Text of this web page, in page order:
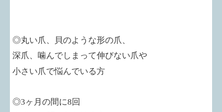
◎丸い爪、貝のような形の爪、
深爪、噛んでしまって伸びない爪や
小さい爪で悩んでいる方
◎3ヶ月の間に8回